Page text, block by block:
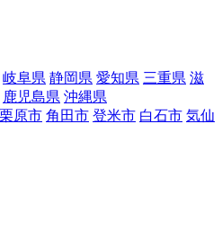
岐阜県 静岡県 愛知県 三重県 滋
鹿児島県 沖縄県
栗原市 角田市 登米市 白石市 気仙